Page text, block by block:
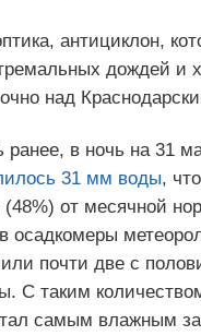
антициклон,
дождей и
над
ранее, в ночь на 31
31 мм воды,
(48%) от месячной
осадкомеры
почти две с
С таким
самым влажным